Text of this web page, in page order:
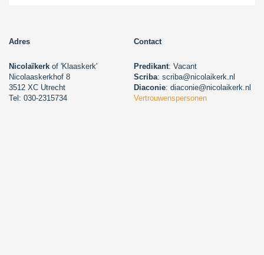
Adres Contact
Nicolaïkerk of 'Klaaskerk'
Nicolaaskerkhof 8
3512 XC Utrecht
Tel: 030-2315734
Predikant: Vacant
Scriba: scriba@nicolaikerk.nl
Diaconie: diaconie@nicolaikerk.nl
Vertrouwenspersonen